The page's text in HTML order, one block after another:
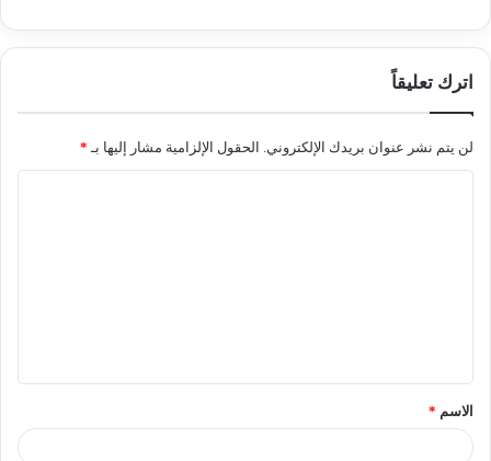
اترك تعليقاً
لن يتم نشر عنوان بريدك الإلكتروني. الحقول الإلزامية مشار إليها بـ *
ق
*
الاسم *